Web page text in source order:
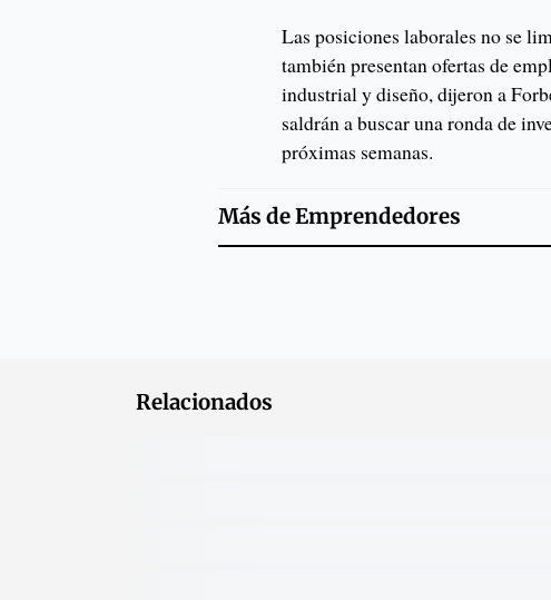
Las posiciones laborales no se
también presentan ofertas de
industrial y diseño, dijeron a
saldrán a buscar una ronda de
próximas semanas.
Más deEmprendedores
Relacionados